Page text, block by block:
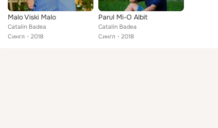
Malo Viski Malo
Catalin Badea
Сингл
2018
Parul Mi-O Albit
Catalin Badea
Сингл
2018